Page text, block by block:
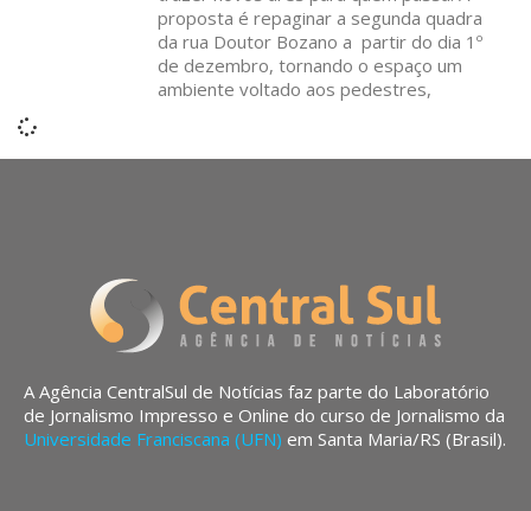
proposta é repaginar a segunda quadra
da rua Doutor Bozano a partir do dia 1º
de dezembro, tornando o espaço um
ambiente voltado aos pedestres,
A Agência CentralSul de Notícias faz parte do Laboratório
de Jornalismo Impresso e Online do curso de Jornalismo da
Universidade Franciscana (UFN) em Santa Maria/RS (Brasil).